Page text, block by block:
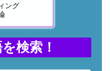
ング
検索！